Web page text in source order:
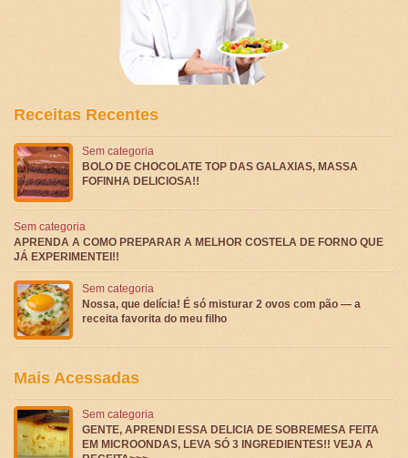
Receitas Recentes
Sem categoria
BOLO DE CHOCOLATE TOP DAS GALAXIAS, MASSA
FOFINHA DELICIOSA!!
Sem categoria
APRENDA A COMO PREPARAR A MELHOR COSTELA DE FORNO QUE
JÁ EXPERIMENTEI!!
Sem categoria
Nossa, que delícia! É só misturar 2 ovos com pão — a
receita favorita do meu filho
Mais Acessadas
Sem categoria
GENTE, APRENDI ESSA DELICIA DE SOBREMESA FEITA
EM MICROONDAS, LEVA SÓ 3 INGREDIENTES!! VEJA A